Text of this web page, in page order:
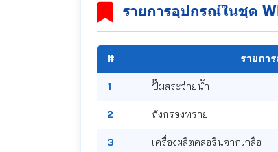
รายการอุปกรณ์ในชุด
# รายกา
1 ปั๊มสระว่ายน้ำ
2 ถังกรองทราย
3 เครื่องผลิตคลอรีนจากเกลือ